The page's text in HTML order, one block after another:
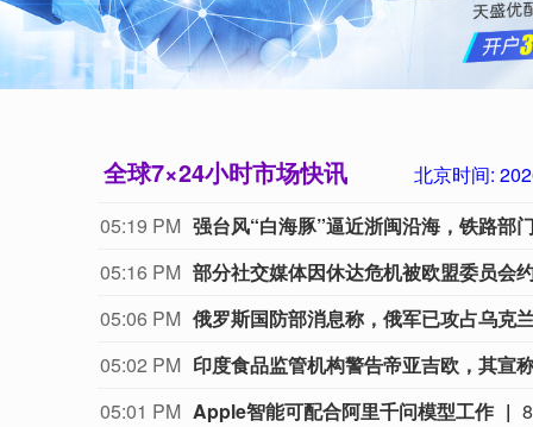
全球7×24小时市场快讯 北京时间:
05:19 PM 强台风“白海豚”逼近浙闽沿海，铁路部
05:16 PM 部分社交媒体因休达危机被欧盟委员会
05:06 PM 俄罗斯国防部消息称，俄军已攻占乌克
05:02 PM 印度食品监管机构警告帝亚吉欧，其宣
05:01 PM Apple智能可配合阿里千问模型工作